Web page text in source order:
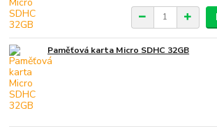
Paměťová karta Micro SDHC 32GB